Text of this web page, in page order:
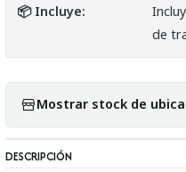
📦 Incluye:
de
Mostrar stock de
DESCRIPCIÓN